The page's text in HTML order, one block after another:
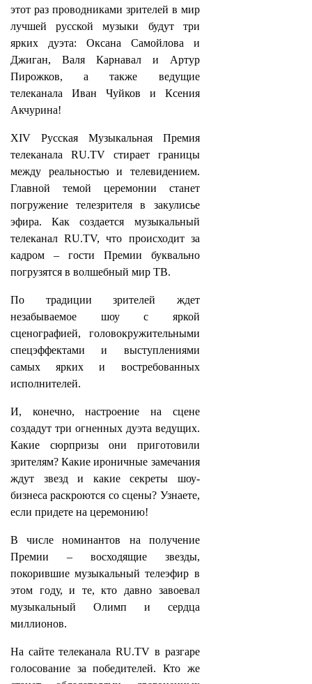
этот раз проводниками зрителей в мир
лучшей русской музыки будут три
ярких дуэта: Оксана Самойлова и
Джиган, Валя Карнавал и Артур
Пирожков, а также ведущие
телеканала Иван Чуйков и Ксения
Акчурина!
XIV Русская Музыкальная Премия
телеканала RU.TV стирает границы
между реальностью и телевидением.
Главной темой церемонии станет
погружение телезрителя в закулисье
эфира. Как создается музыкальный
телеканал RU.TV, что происходит за
кадром – гости Премии буквально
погрузятся в волшебный мир ТВ.
По традиции зрителей ждет
незабываемое шоу с яркой
сценографией, головокружительными
спецэффектами и выступлениями
самых ярких и востребованных
исполнителей.
И, конечно, настроение на сцене
создадут три огненных дуэта ведущих.
Какие сюрпризы они приготовили
зрителям? Какие ироничные замечания
ждут звезд и какие секреты шоу-
бизнеса раскроются со сцены? Узнаете,
если придете на церемонию!
В числе номинантов на получение
Премии – восходящие звезды,
покорившие музыкальный телеэфир в
этом году, и те, кто давно завоевал
музыкальный Олимп и сердца
миллионов.
На сайте телеканала RU.TV в разгаре
голосование за победителей. Кто же